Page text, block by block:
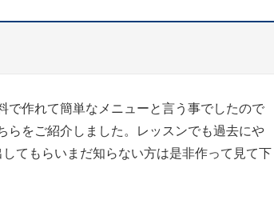
で作れて簡単なメニューと言う事でしたので
らをご紹介しました。レッスンでも過去にや
てもらいまだ知らない方は是非作って見て下